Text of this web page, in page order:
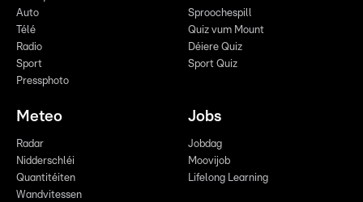
Auto
Télé
Radio
Sport
Pressphoto
Sproochespill
Quiz vum Mount
Déiere Quiz
Sport Quiz
Meteo
Radar
Nidderschléi
Quantitéiten
Wandvitessen
Jobs
Jobdag
Moovijob
Lifelong Learning